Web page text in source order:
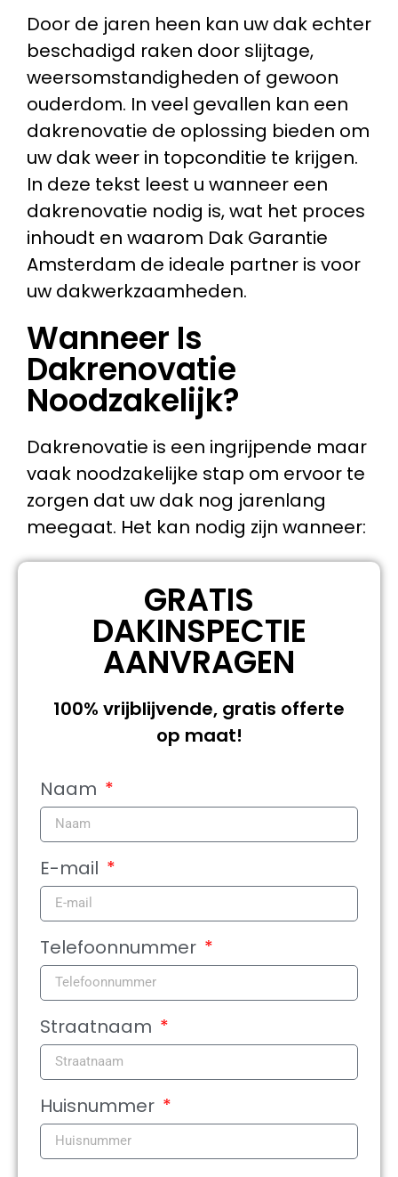
Door de jaren heen kan uw dak echter
beschadigd raken door slijtage,
weersomstandigheden of gewoon
ouderdom. In veel gevallen kan een
dakrenovatie de oplossing bieden om
uw dak weer in topconditie te krijgen.
In deze tekst leest u wanneer een
dakrenovatie nodig is, wat het proces
inhoudt en waarom Dak Garantie
Amsterdam de ideale partner is voor
uw dakwerkzaamheden.
Wanneer Is
Dakrenovatie
Noodzakelijk?
Dakrenovatie is een ingrijpende maar
vaak noodzakelijke stap om ervoor te
zorgen dat uw dak nog jarenlang
meegaat. Het kan nodig zijn wanneer:
GRATIS
DAKINSPECTIE
AANVRAGEN
100% vrijblijvende, gratis offerte
op maat!
Naam
E-mail
Telefoonnummer
Straatnaam
Huisnummer